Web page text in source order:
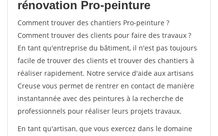
rénovation Pro-peinture
Comment trouver des chantiers Pro-peinture ?
Comment trouver des clients pour faire des travaux ?
En tant qu'entreprise du bâtiment, il n'est pas toujours
facile de trouver des clients et trouver des chantiers à
réaliser rapidement. Notre service d'aide aux artisans
Creuse vous permet de rentrer en contact de manière
instantannée avec des peintures à la recherche de
professionnels pour réaliser leurs projets travaux.
En tant qu'artisan, que vous exercez dans le domaine